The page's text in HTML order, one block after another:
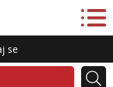
se